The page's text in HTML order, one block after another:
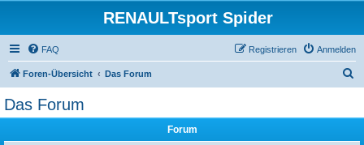
RENAULTsport Spider
FAQ Anmelden
Registrieren
Foren-Übersicht Das Forum
Das Forum
Forum